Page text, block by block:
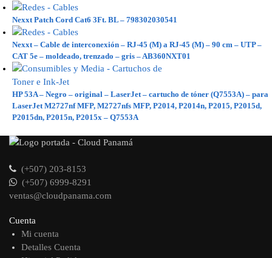
Nexxt Patch Cord Cat6 3Ft. BL – 798302030541
Nexxt – Cable de interconexión – RJ-45 (M) a RJ-45 (M) – 90 cm – UTP –
CAT 5e – moldeado, trenzado – gris – AB360NXT01
HP 53A – Negro – original – LaserJet – cartucho de tóner (Q7553A) – para
LaserJet M2727nf MFP, M2727nfs MFP, P2014, P2014n, P2015, P2015d,
P2015dn, P2015n, P2015x – Q7553A
(+507) 203-8153
(+507) 6999-8291
ventas@cloudpanama.com
Cuenta
Mi cuenta
Detalles Cuenta